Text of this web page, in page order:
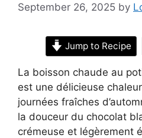
September 26, 2025 by
Jump to Recipe
La boisson chaude au
est une délicieuse
journées fraîches
la douceur du chocolat
crémeuse et légèrement